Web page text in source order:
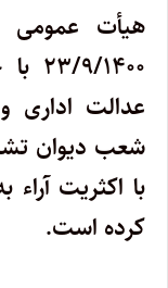
هیأت عمومی
عدالت اداری
شعب دیوان
با اکثریت
کرده است.